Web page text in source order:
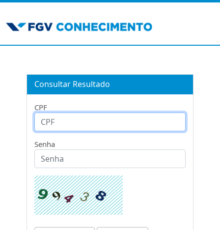
Consultar Resultado
CPF
Senha